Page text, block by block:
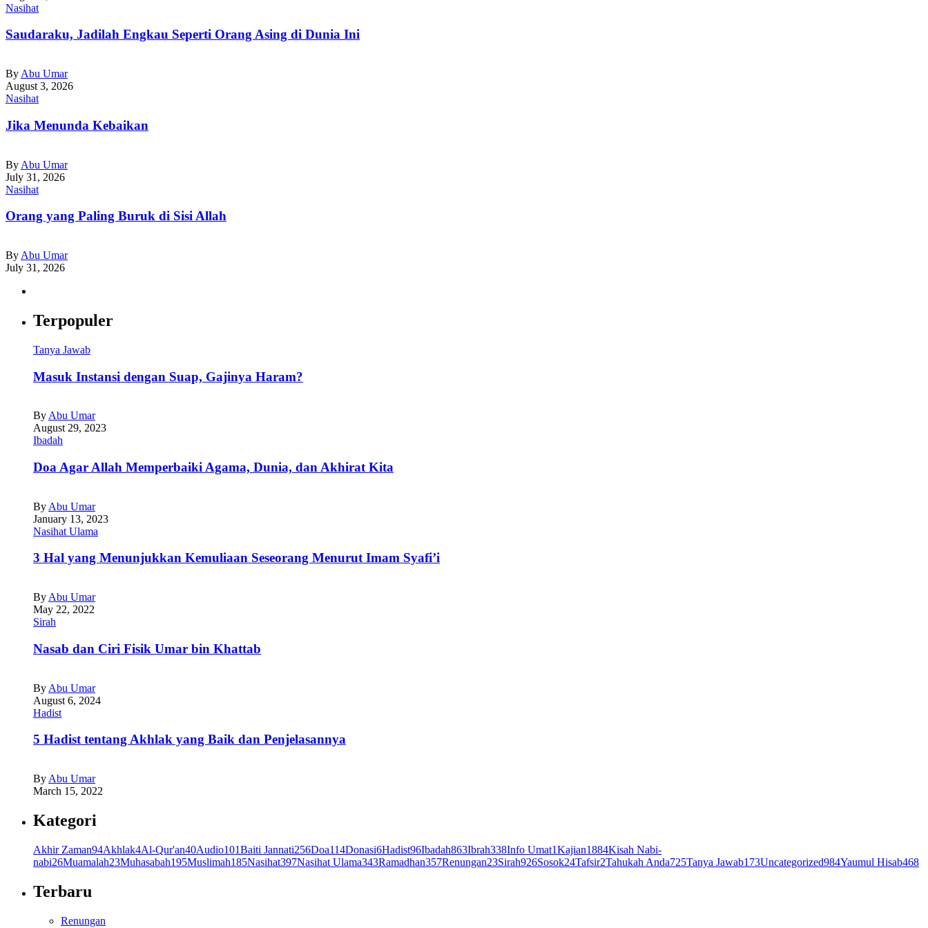
Nasihat
Saudaraku, Jadilah Engkau Seperti Orang Asing di Dunia Ini
By Abu Umar
August 3, 2026
Nasihat
Jika Menunda Kebaikan
By Abu Umar
July 31, 2026
Nasihat
Orang yang Paling Buruk di Sisi Allah
By Abu Umar
July 31, 2026
Terpopuler
Tanya Jawab
Masuk Instansi dengan Suap, Gajinya Haram?
By Abu Umar
August 29, 2023
Ibadah
Doa Agar Allah Memperbaiki Agama, Dunia, dan Akhirat Kita
By Abu Umar
January 13, 2023
Nasihat Ulama
3 Hal yang Menunjukkan Kemuliaan Seseorang Menurut Imam Syafi’i
By Abu Umar
May 22, 2022
Sirah
Nasab dan Ciri Fisik Umar bin Khattab
By Abu Umar
August 6, 2024
Hadist
5 Hadist tentang Akhlak yang Baik dan Penjelasannya
By Abu Umar
March 15, 2022
Kategori
Akhir Zaman94Akhlak4Al-Qur'an40Audio101Baiti Jannati256Doa114Donasi6Hadist96Ibadah863Ibrah338Info Umat1Kajian1884Kisah Nabi-
nabi26Muamalah23Muhasabah195Muslimah185Nasihat397Nasihat Ulama343Ramadhan357Renungan23Sirah926Sosok24Tafsir2Tahukah Anda725Tanya Jawab173Uncategorized984Yaumul Hisab468
Terbaru
Renungan